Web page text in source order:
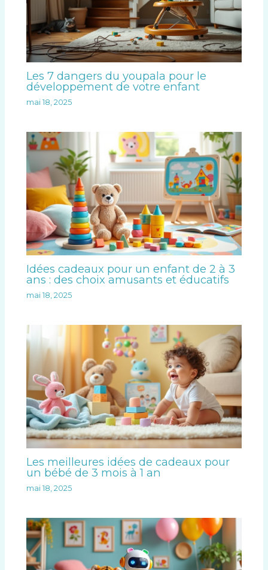
Les 7 dangers du youpala pour le
développement de votre enfant
mai 18, 2025
Idées cadeaux pour un enfant de 2 à 3
ans : des choix amusants et éducatifs
mai 18, 2025
Les meilleures idées de cadeaux pour
un bébé de 3 mois à 1 an
mai 18, 2025